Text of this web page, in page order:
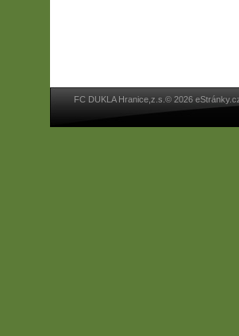
FC DUKLA Hranice,z.s.© 2026